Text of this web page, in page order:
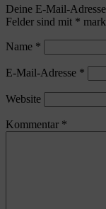
Deine E-Mail-
Felder sind mit *
Name *
E-Mail-Adresse *
Website
Kommentar *